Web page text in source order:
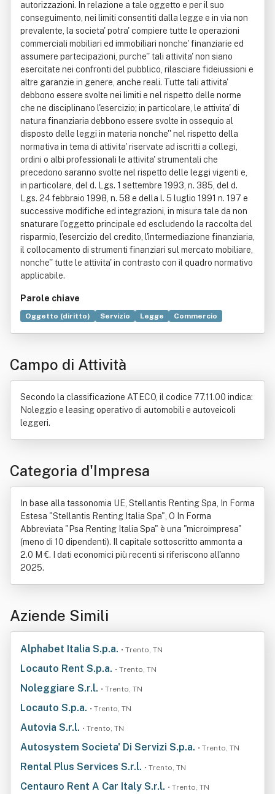
autorizzazioni. In relazione a tale oggetto e per il suo
conseguimento, nei limiti consentiti dalla legge e in via non
prevalente, la societa' potra' compiere tutte le operazioni
commerciali mobiliari ed immobiliari nonche' finanziarie ed
assumere partecipazioni, purche'' tali attivita' non siano
esercitate nei confronti del pubblico, rilasciare fideiussioni e
altre garanzie in genere, anche reali. Tutte tali attivita'
debbono essere svolte nei limiti e nel rispetto delle norme
che ne disciplinano l'esercizio; in particolare, le attivita' di
natura finanziaria debbono essere svolte in ossequio al
disposto delle leggi in materia nonche'' nel rispetto della
normativa in tema di attivita' riservate ad iscritti a collegi,
ordini o albi professionali le attivita' strumentali che
precedono saranno svolte nel rispetto delle leggi vigenti e,
in particolare, del d. Lgs. 1 settembre 1993, n. 385, del d.
Lgs. 24 febbraio 1998, n. 58 e della l. 5 luglio 1991 n. 197 e
successive modifiche ed integrazioni, in misura tale da non
snaturare l'oggetto principale ed escludendo la raccolta del
risparmio, l'esercizio del credito, l'intermediazione finanziaria,
il collocamento di strumenti finanziari sul mercato mobiliare,
nonche'' tutte le attivita' in contrasto con il quadro normativo
applicabile.
Parole chiave
Oggetto (diritto) Servizio Legge
Commercio
Strumento finanziario
Campo di Attività
Secondo la classificazione ATECO, il codice 77.11.00 indica:
Noleggio e leasing operativo di automobili e autoveicoli
leggeri.
Categoria d'Impresa
In base alla tassonomia UE, Stellantis Renting Spa, In Forma
Estesa "Stellantis Renting Italia Spa", O In Forma
Abbreviata "Psa Renting Italia Spa" è una "microimpresa"
(meno di 10 dipendenti). Il capitale sottoscritto ammonta a
2.0 M €. I dati economici più recenti si riferiscono all'anno
2025.
Aziende Simili
Alphabet Italia S.p.a. • Trento, TN
Locauto Rent S.p.a. • Trento, TN
Noleggiare S.r.l. • Trento, TN
Locauto S.p.a. • Trento, TN
Autovia S.r.l. • Trento, TN
Autosystem Societa' Di Servizi S.p.a. • Trento, TN
Rental Plus Services S.r.l. • Trento, TN
Centauro Rent A Car Italy S.r.l. • Trento, TN